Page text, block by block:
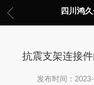
四川鸿
抗震支架连接
发布时间：